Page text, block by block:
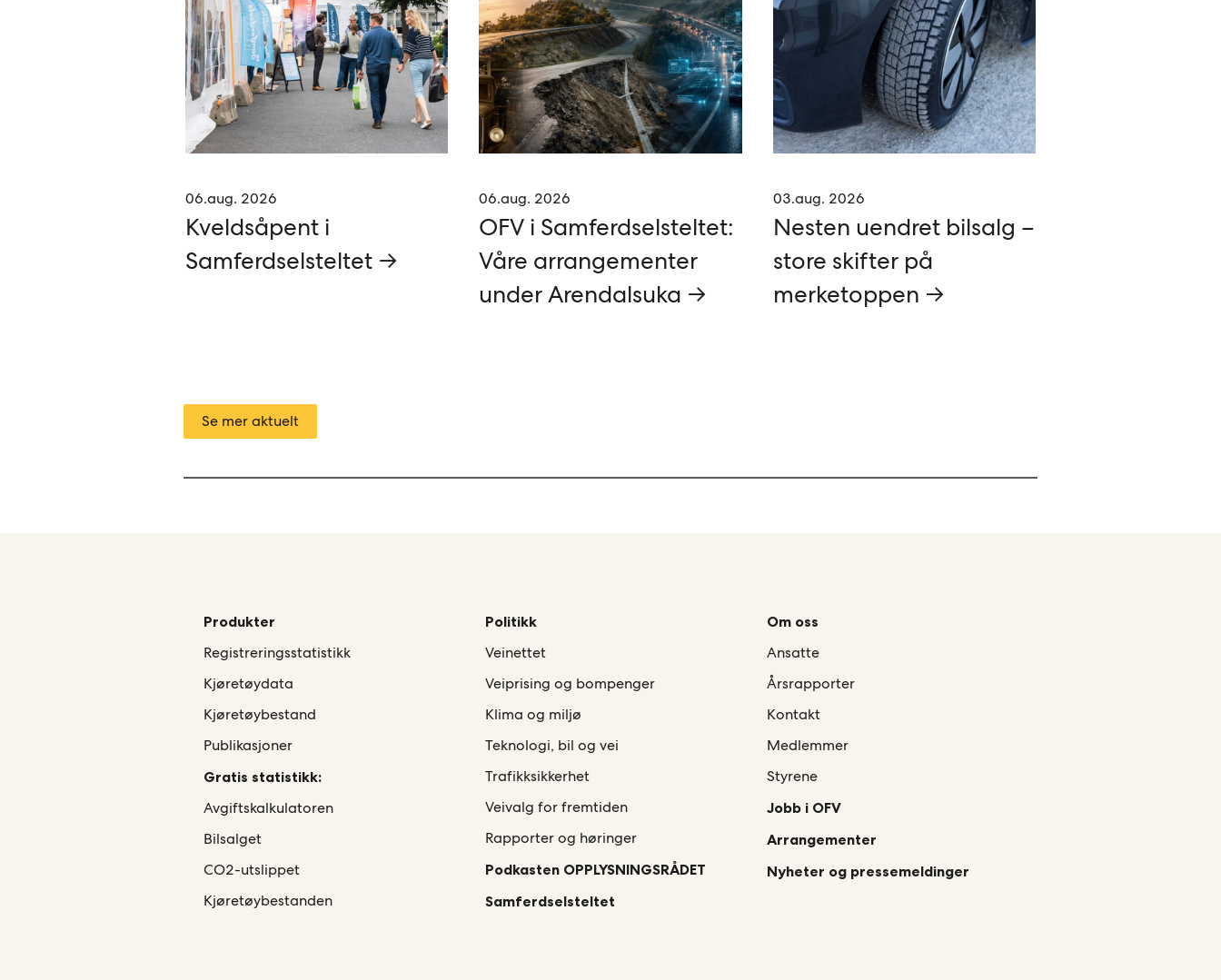
06.aug. 2026
Kveldsåpent i
Samferdselsteltet →
06.aug. 2026
OFV i Samferdselsteltet:
Våre arrangementer
under Arendalsuka →
03.aug. 2026
Nesten uendret bilsalg –
store skifter på
merketoppen →
Se mer aktuelt
Produkter
Registreringsstatistikk
Kjøretøydata
Kjøretøybestand
Publikasjoner
Gratis statistikk:
Avgiftskalkulatoren
Bilsalget
CO2-utslippet
Kjøretøybestanden
Politikk
Veinettet
Veiprising og bompenger
Klima og miljø
Teknologi, bil og vei
Trafikksikkerhet
Veivalg for fremtiden
Rapporter og høringer
Podkasten OPPLYSNINGSRÅDET
Samferdselsteltet
Om oss
Ansatte
Årsrapporter
Kontakt
Medlemmer
Styrene
Jobb i OFV
Arrangementer
Nyheter og pressemeldinger